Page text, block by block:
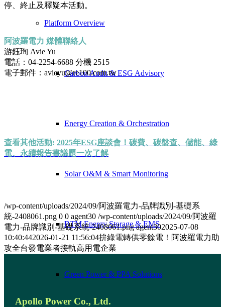
Platform Overview
Carbon Audit & ESG Advisory
Energy Creation & Orchestration
Solar O&M & Smart Monitoring
BTM Energy Storage & EMS
Green Power & PPA Solutions
停、終止及釋疑本活動。
阿波羅電力 媒體聯絡人
游鈺珣 Avie Yu
電話：04-2254-6688 分機 2515
電子郵件：avieyu@re100.com.tw
查看其他活動: 2025年ESG座談會！碳費、碳盤查、儲能、綠
電、永續報告書議題一次了解
/wp-content/uploads/2024/09/阿波羅電力-品牌識別-基礎系
統-2408061.png 0 0 agent30 /wp-content/uploads/2024/09/阿波羅
電力-品牌識別-基礎系統-2408061.png agent302025-07-08
10:40:442026-01-21 11:56:04拚綠電轉供零餘電！阿波羅電力助
攻全台發電業者接軌高用電企業
Apollo Power Co., Ltd.